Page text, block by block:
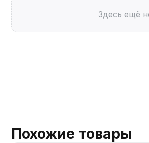
Здесь ещё
Похожие товары